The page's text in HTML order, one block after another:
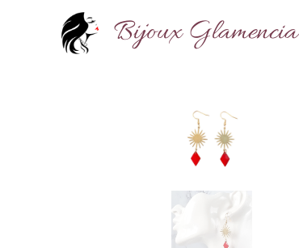
Bijoux Glamencia